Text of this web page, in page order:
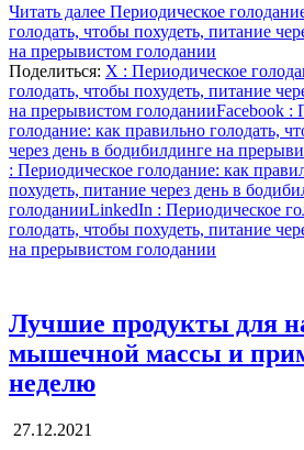
Читать далее Периодическое
голодать, чтобы похудеть, питание
на прерывистом голодании
Поделиться: X : Периодическое
голодать, чтобы похудеть, питание
на прерывистом голоданииFacebook :
голодание: как правильно голодать,
через день в бодибилдинге на
: Периодическое голодание: как
похудеть, питание через день в
голоданииLinkedIn : Периодическое
голодать, чтобы похудеть, питание
на прерывистом голодании
Лучшие продукты для
мышечной массы и
неделю
27.12.2021